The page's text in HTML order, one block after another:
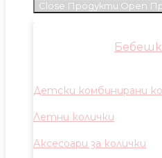
Close Продукти Open
Детски комбинирани
Летни колички
Аксесоари за колички